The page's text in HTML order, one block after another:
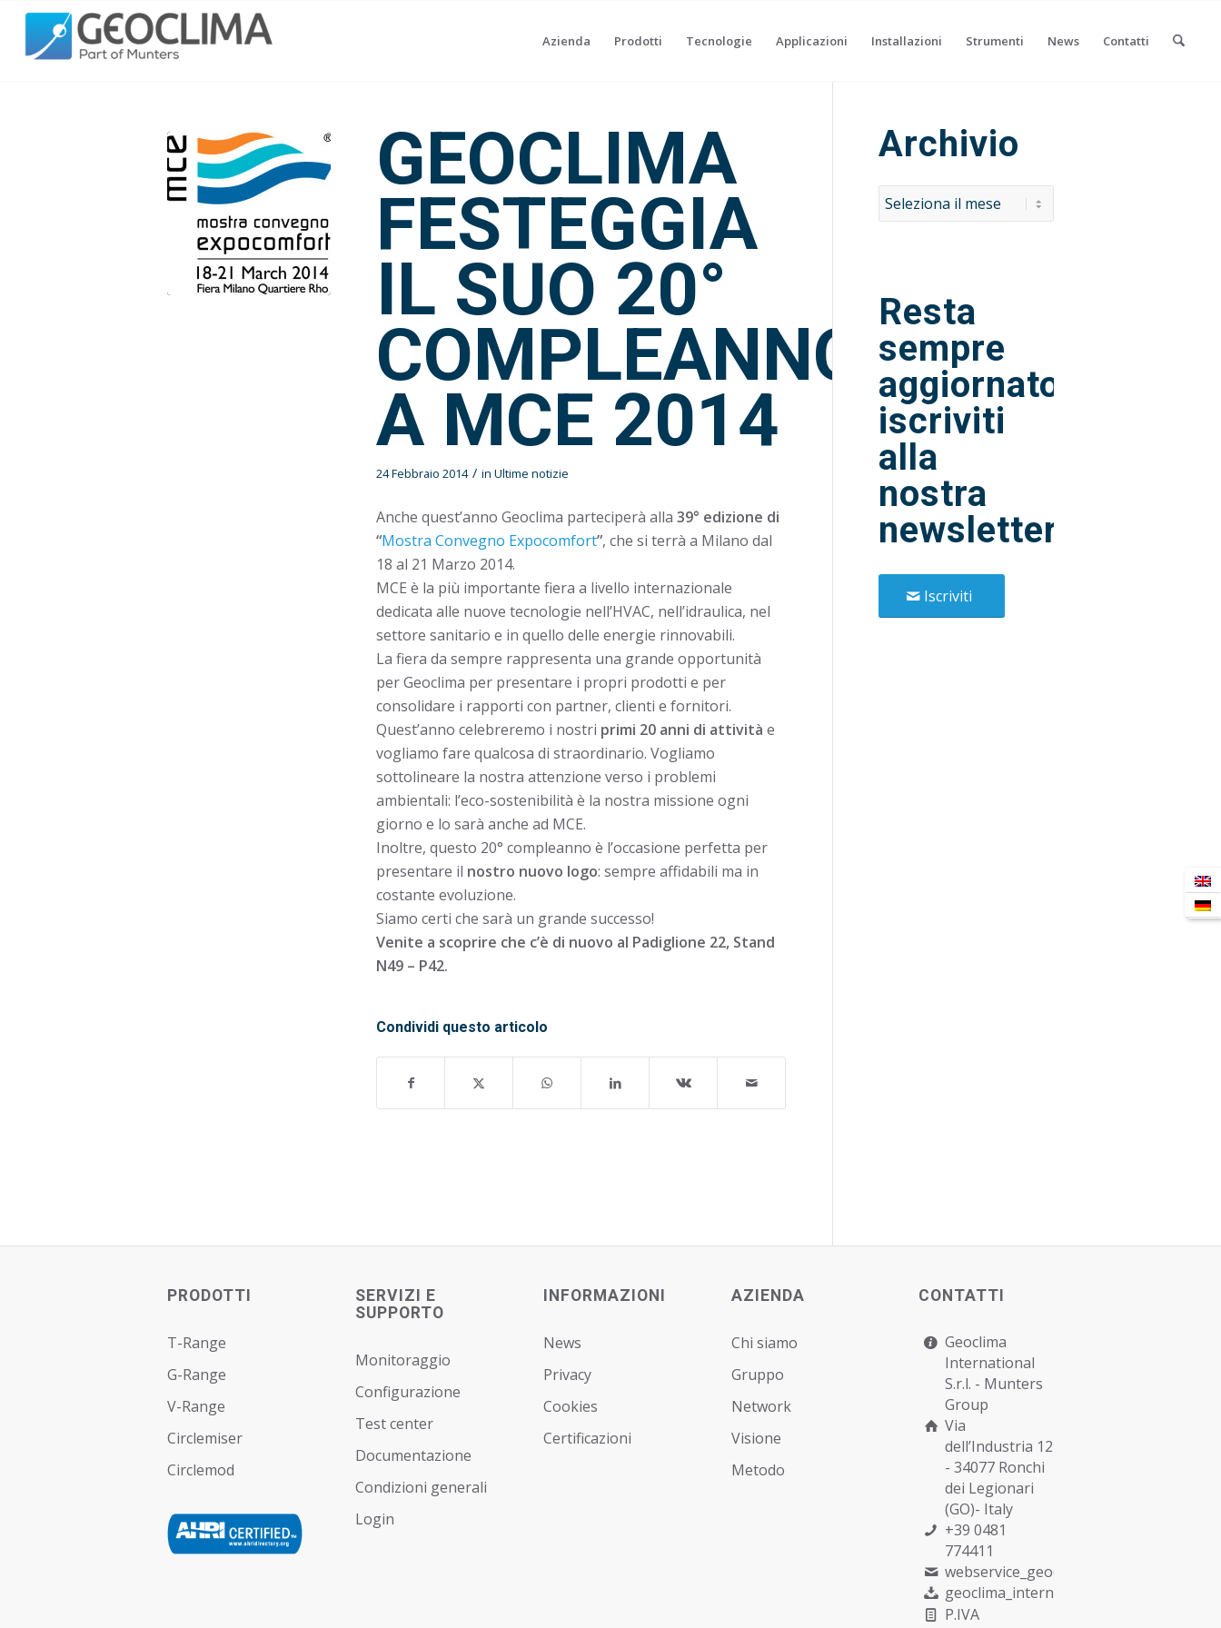
Azienda Prodotti Tecnologie Applicazioni Installazioni Strumenti News Contatti
GEOCLIMA
FESTEGGIA
IL SUO 20°
COMPLEANNO
A MCE 2014
24 Febbraio 2014 / inUltime notizie
Anche quest’anno Geoclima parteciperà alla39° edizione di
“Mostra Convegno Expocomfort”, che si terrà a Milano dal
18 al 21 Marzo 2014.
MCE è la più importante fiera a livello internazionale
dedicata alle nuove tecnologie nell’HVAC, nell’idraulica, nel
settore sanitario e in quello delle energie rinnovabili.
La fiera da sempre rappresenta una grande opportunità
per Geoclima per presentare i propri prodotti e per
consolidare i rapporti con partner, clienti e fornitori.
Quest’anno celebreremo i nostri primi 20 anni di attività e
vogliamo fare qualcosa di straordinario. Vogliamo
sottolineare la nostra attenzione verso i problemi
ambientali: l’eco-sostenibilità è la nostra missione ogni
giorno e lo sarà anche ad MCE.
Inoltre, questo 20° compleanno è l’occasione perfetta per
presentare il nostro nuovo logo: sempre affidabili ma in
costante evoluzione.
Siamo certi che sarà un grande successo!
Venite a scoprire che c’è di nuovo al Padiglione 22, Stand
N49 – P42.
Condividi questo articolo
Archivio
Resta
sempre
aggiornato,
iscriviti
alla
nostra
newsletter!
Iscriviti
PRODOTTI
T-Range
G-Range
V-Range
Circlemiser
Circlemod
SERVIZI E
SUPPORTO
Monitoraggio
Configurazione
Test center
Documentazione
Condizioni generali
Login
INFORMAZIONI
News
Privacy
Cookies
Certificazioni
AZIENDA
Chi siamo
Gruppo
Network
Visione
Metodo
CONTATTI
Geoclima
International
S.r.l. - Munters
Group
Via
dell’Industria 12
- 34077 Ronchi
dei Legionari
(GO)- Italy
+39 0481
774411
webservice_geoclima@munters.com
geoclima_international@pec.it
P.IVA